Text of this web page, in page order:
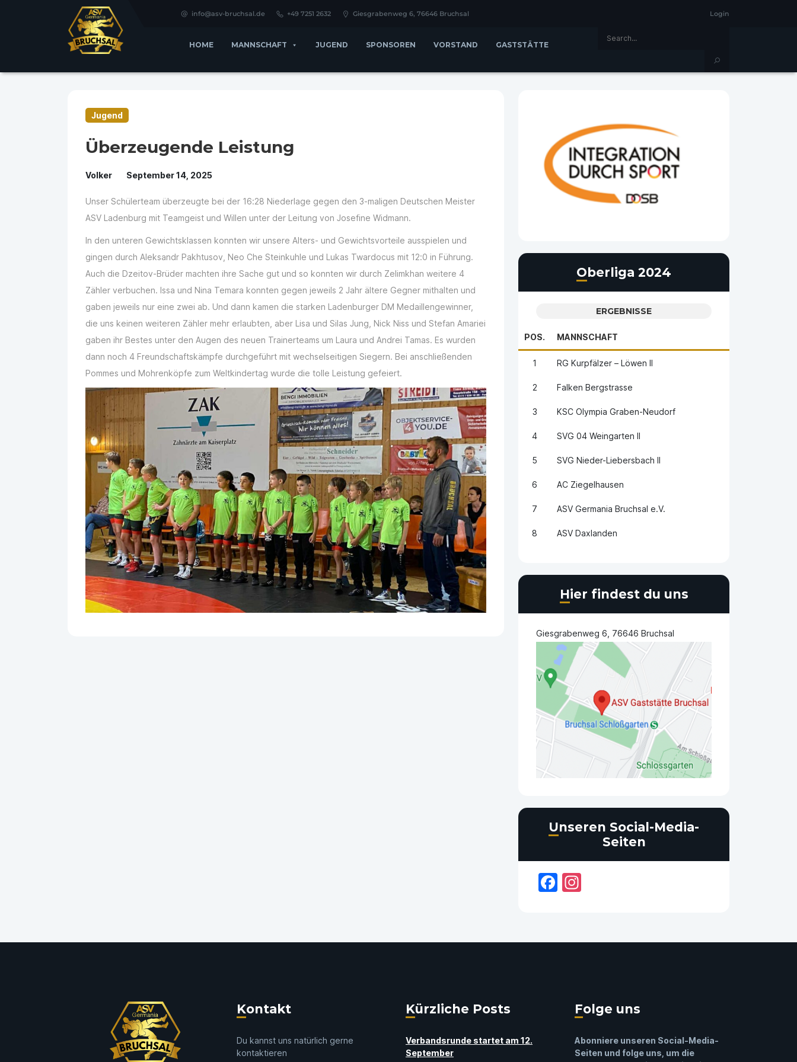
info@asv-bruchsal.de +49 7251 2632 Giesgrabenweg 6, 76646 Bruchsal Login
HOME MANNSCHAFT JUGEND SPONSOREN VORSTAND GASTSTÄTTE
Jugend
Überzeugende Leistung
Volker September 14, 2025
Unser Schülerteam überzeugte bei der 16:28 Niederlage gegen den 3-maligen Deutschen Meister
ASV Ladenburg mit Teamgeist und Willen unter der Leitung von Josefine Widmann.
In den unteren Gewichtsklassen konnten wir unsere Alters- und Gewichtsvorteile ausspielen und
gingen durch Aleksandr Pakhtusov, Neo Che Steinkuhle und Lukas Twardocus mit 12:0 in Führung.
Auch die Dzeitov-Brüder machten ihre Sache gut und so konnten wir durch Zelimkhan weitere 4
Zähler verbuchen. Issa und Nina Temara konnten gegen jeweils 2 Jahr ältere Gegner mithalten und
gaben jeweils nur eine zwei ab. Und dann kamen die starken Ladenburger DM Medaillengewinner,
die uns keinen weiteren Zähler mehr erlaubten, aber Lisa und Silas Jung, Nick Niss und Stefan Amariei
gaben ihr Bestes unter den Augen des neuen Trainerteams um Laura und Andrei Tamas. Es wurden
dann noch 4 Freundschaftskämpfe durchgeführt mit wechselseitigen Siegern. Bei anschließenden
Pommes und Mohrenköpfe zum Weltkindertag wurde die tolle Leistung gefeiert.
Oberliga 2024
ERGEBNISSE
POS. MANNSCHAFT
1 RG Kurpfälzer – Löwen II
2 Falken Bergstrasse
3 KSC Olympia Graben-Neudorf
4 SVG 04 Weingarten II
5 SVG Nieder-Liebersbach II
6 AC Ziegelhausen
7 ASV Germania Bruchsal e.V.
8 ASV Daxlanden
Hier findest du uns
Giesgrabenweg 6, 76646 Bruchsal
Unseren Social-Media-
Seiten
Facebook
Kontakt
Du kannst uns natürlich gerne
kontaktieren
Kürzliche Posts
Verbandsrunde startet am 12.
September
Folge uns
Abonniere unseren Social-Media-
Seiten und folge uns, um die